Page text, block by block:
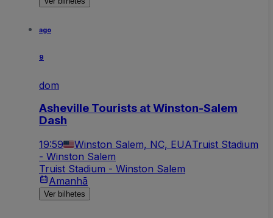
ago
9
dom
Asheville Tourists at Winston-Salem
Dash
19:59 Winston Salem, NC, EUATruist Stadium
- Winston Salem
Truist Stadium - Winston Salem
Amanhã
Ver bilhetes